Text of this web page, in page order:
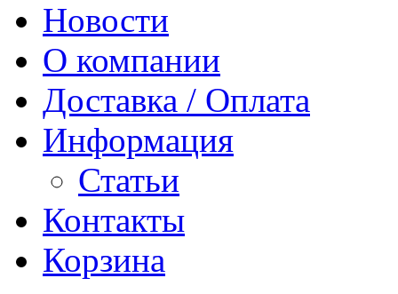
Новости
О компании
Доставка / Оплата
Информация
Статьи
Контакты
Корзина